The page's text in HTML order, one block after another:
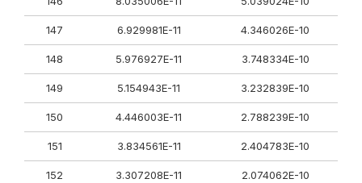
147 6.929981E-11 4.346026E-10
148 5.976927E-11 3.748334E-10
149 5.154943E-11 3.232839E-10
150 4.446003E-11 2.788239E-10
151 3.834561E-11 2.404783E-10
152 3.307208E-11 2.074062E-10